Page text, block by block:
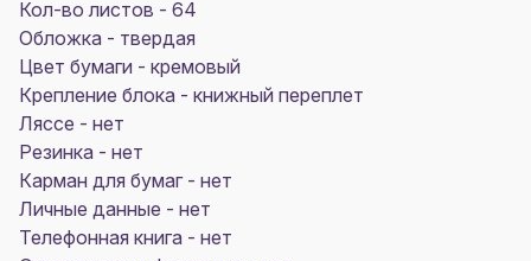
Кол-во листов - 64
Обложка - твердая
Цвет бумаги - кремовый
Крепление блока - книжный переплет
Ляссе - нет
Резинка - нет
Карман для бумаг - нет
Личные данные - нет
Телефонная книга - нет